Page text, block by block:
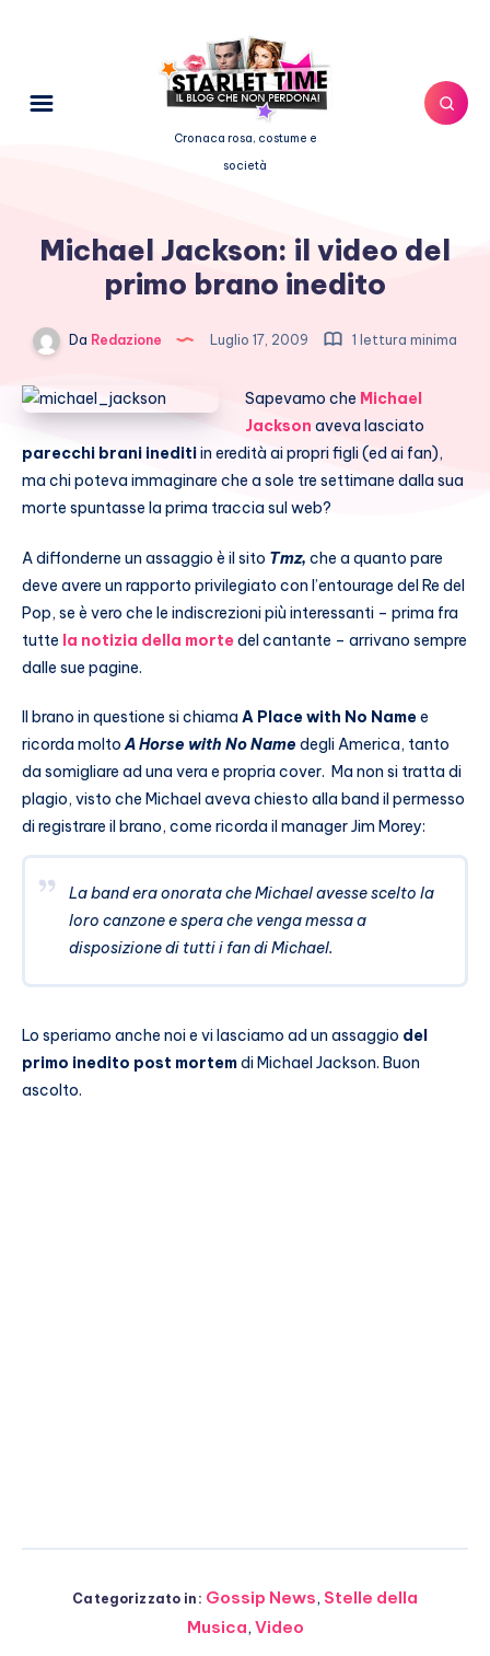
Cronaca rosa, costume e
società
Michael Jackson: il video del
primo brano inedito
Da Redazione Luglio 17, 2009 1 lettura minima
Sapevamo che Michael
Jackson aveva lasciato
parecchi brani ineditiin eredità ai propri figli (ed ai fan),
ma chi poteva immaginare che a sole tre settimane dalla sua
morte spuntasse la prima traccia sul web?
A diffonderne un assaggio è il sito Tmz, che a quanto pare
deve avere un rapporto privilegiato con l’entourage del Re del
Pop, se è vero che le indiscrezioni più interessanti – prima fra
tutte la notizia della morte del cantante – arrivano sempre
dalle sue pagine.
Il brano in questione si chiama A Place with No Namee
ricorda moltoA Horse with No Name degli America, tanto
da somigliare ad una vera e propria cover. Ma non si tratta di
plagio, visto che Michael aveva chiesto alla band il permesso
di registrare il brano, come ricorda il manager Jim Morey:
La band era onorata che Michael avesse scelto la
loro canzone e spera che venga messa a
disposizione di tutti i fan di Michael.
Lo speriamo anche noi e vi lasciamo ad un assaggio del
primo inedito post mortemdi Michael Jackson. Buon
ascolto.
Categorizzato in: Gossip News, Stelle della
Musica, Video